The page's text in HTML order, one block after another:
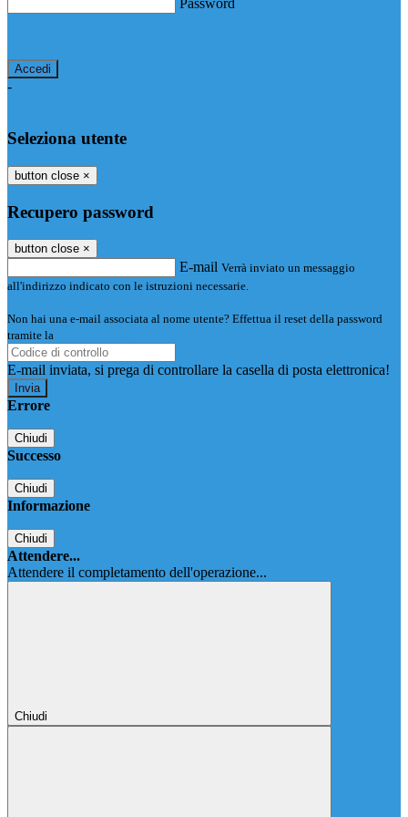
Password
-
Seleziona utente
button close ×
Recupero password
button close ×
E-mail Verrà inviato un messaggio
all'indirizzo indicato con le istruzioni necessarie.
Non hai una e-mail associata al nome utente? Effettua il reset della password
tramite la
E-mail inviata, si prega di controllare la casella di posta elettronica!
Errore
Chiudi
Successo
Chiudi
Informazione
Chiudi
Attendere...
Attendere il completamento dell'operazione...
Chiudi